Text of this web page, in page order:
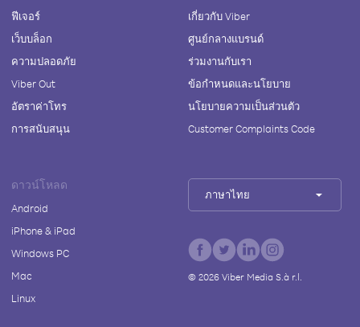
ฟีเจอร์
เว็บบล็อก
ความปลอดภัย
Viber Out
อัตราค่าโทร
การสนับสนุน
เกี่ยวกับ Viber
ศูนย์กลางแบรนด์
ร่วมงานกับเรา
ข้อกำหนดและนโยบาย
นโยบายความเป็นส่วนตัว
Customer Complaints Code
ดาวน์โหลด
Android
iPhone & iPad
Windows PC
Mac
Linux
ภาษาไทย
© 2026Viber Media S.à r.l.